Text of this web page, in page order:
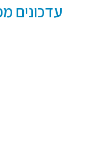
עדכונים